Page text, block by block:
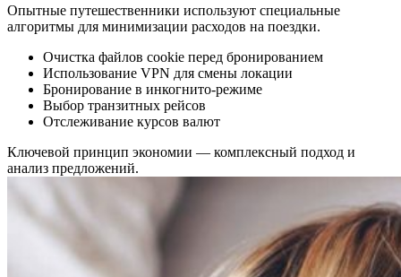
Опытные путешественники используют специальные
алгоритмы для минимизации расходов на поездки.
Очистка файлов cookie перед бронированием
Использование VPN для смены локации
Бронирование в инкогнито-режиме
Выбор транзитных рейсов
Отслеживание курсов валют
Ключевой принцип экономии — комплексный подход и
анализ предложений.